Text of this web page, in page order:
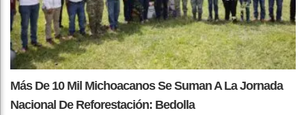
Más De 10 Mil Michoacanos Se Suman A La Jornada
Nacional De Reforestación: Bedolla